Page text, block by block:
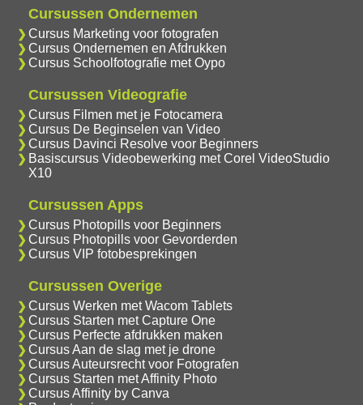
Cursussen Ondernemen
Cursus Marketing voor fotografen
Cursus Ondernemen en Afdrukken
Cursus Schoolfotografie met Oypo
Cursussen Videografie
Cursus Filmen met je Fotocamera
Cursus De Beginselen van Video
Cursus Davinci Resolve voor Beginners
Basiscursus Videobewerking met Corel VideoStudio
X10
Cursussen Apps
Cursus Photopills voor Beginners
Cursus Photopills voor Gevorderden
Cursus VIP fotobesprekingen
Cursussen Overige
Cursus Werken met Wacom Tablets
Cursus Starten met Capture One
Cursus Perfecte afdrukken maken
Cursus Aan de slag met je drone
Cursus Auteursrecht voor Fotografen
Cursus Starten met Affinity Photo
Cursus Affinity by Canva